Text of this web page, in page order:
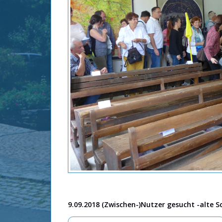
9.09.2018 (Zwischen-)Nutzer gesucht -alte